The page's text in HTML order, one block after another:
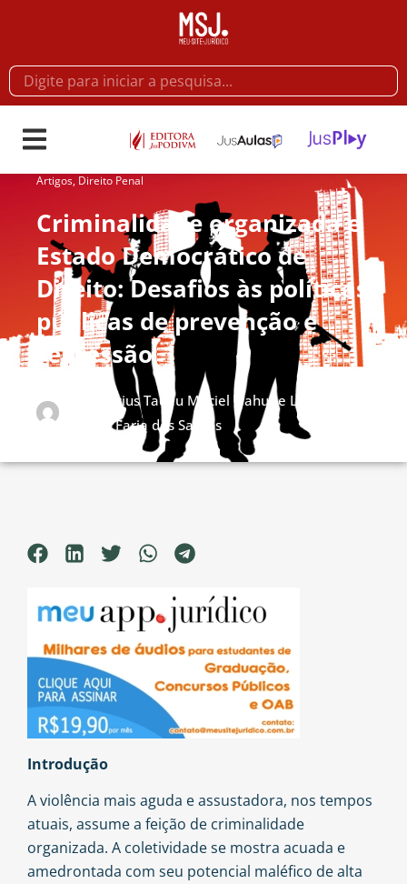
Artigos, Direito Penal
Criminalidade organizada e
Estado Democrático de
Direito: Desafios às políticas
públicas de prevenção e
repressão
Marcius Tadeu Maciel Nahur e Luísa
Claudia Faria dos Santos
Introdução
A violência mais aguda e assustadora, nos tempos
atuais, assume a feição de criminalidade
organizada. A coletividade se mostra acuada e
amedrontada com seu potencial maléfico de alta